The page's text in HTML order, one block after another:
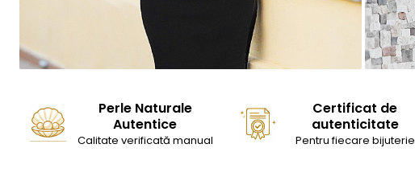
Perle Naturale
Autentice
Calitate verificată manual
Certificat de
autenticitate
Pentru fiecare bijuterie